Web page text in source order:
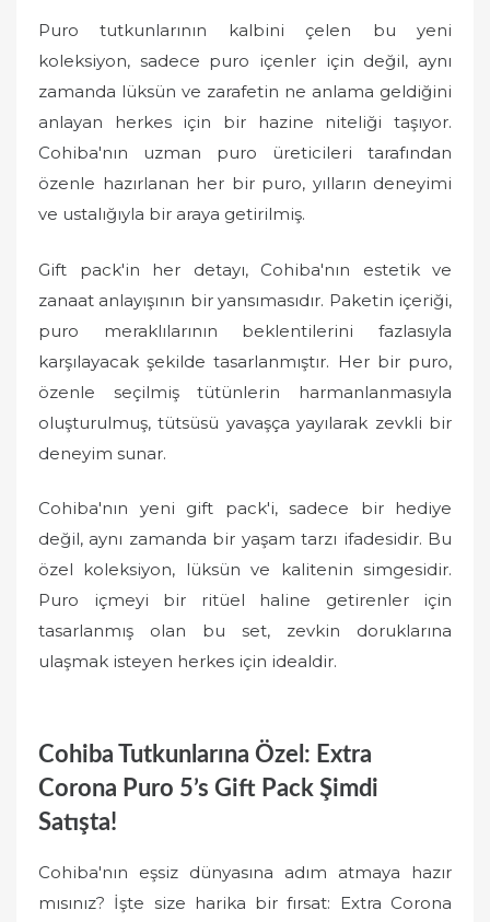
Puro tutkunlarının kalbini çelen bu yeni
koleksiyon, sadece puro içenler için değil, aynı
zamanda lüksün ve zarafetin ne anlama geldiğini
anlayan herkes için bir hazine niteliği taşıyor.
Cohiba'nın uzman puro üreticileri tarafından
özenle hazırlanan her bir puro, yılların deneyimi
ve ustalığıyla bir araya getirilmiş.
Gift pack'in her detayı, Cohiba'nın estetik ve
zanaat anlayışının bir yansımasıdır. Paketin içeriği,
puro meraklılarının beklentilerini fazlasıyla
karşılayacak şekilde tasarlanmıştır. Her bir puro,
özenle seçilmiş tütünlerin harmanlanmasıyla
oluşturulmuş, tütsüsü yavaşça yayılarak zevkli bir
deneyim sunar.
Cohiba'nın yeni gift pack'i, sadece bir hediye
değil, aynı zamanda bir yaşam tarzı ifadesidir. Bu
özel koleksiyon, lüksün ve kalitenin simgesidir.
Puro içmeyi bir ritüel haline getirenler için
tasarlanmış olan bu set, zevkin doruklarına
ulaşmak isteyen herkes için idealdir.
Cohiba Tutkunlarına Özel: Extra
Corona Puro 5’s Gift Pack Şimdi
Satışta!
Cohiba'nın eşsiz dünyasına adım atmaya hazır
mısınız? İşte size harika bir fırsat: Extra Corona